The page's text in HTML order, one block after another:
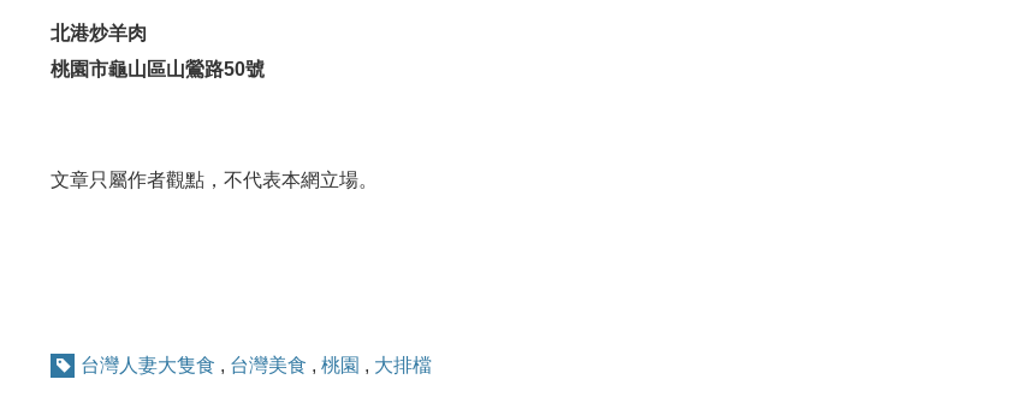
北港炒羊肉
桃園市龜山區山鶯路50號
文章只屬作者觀點，不代表本網立場。
台灣人妻大隻食 , 台灣美食 , 桃園 , 大排檔